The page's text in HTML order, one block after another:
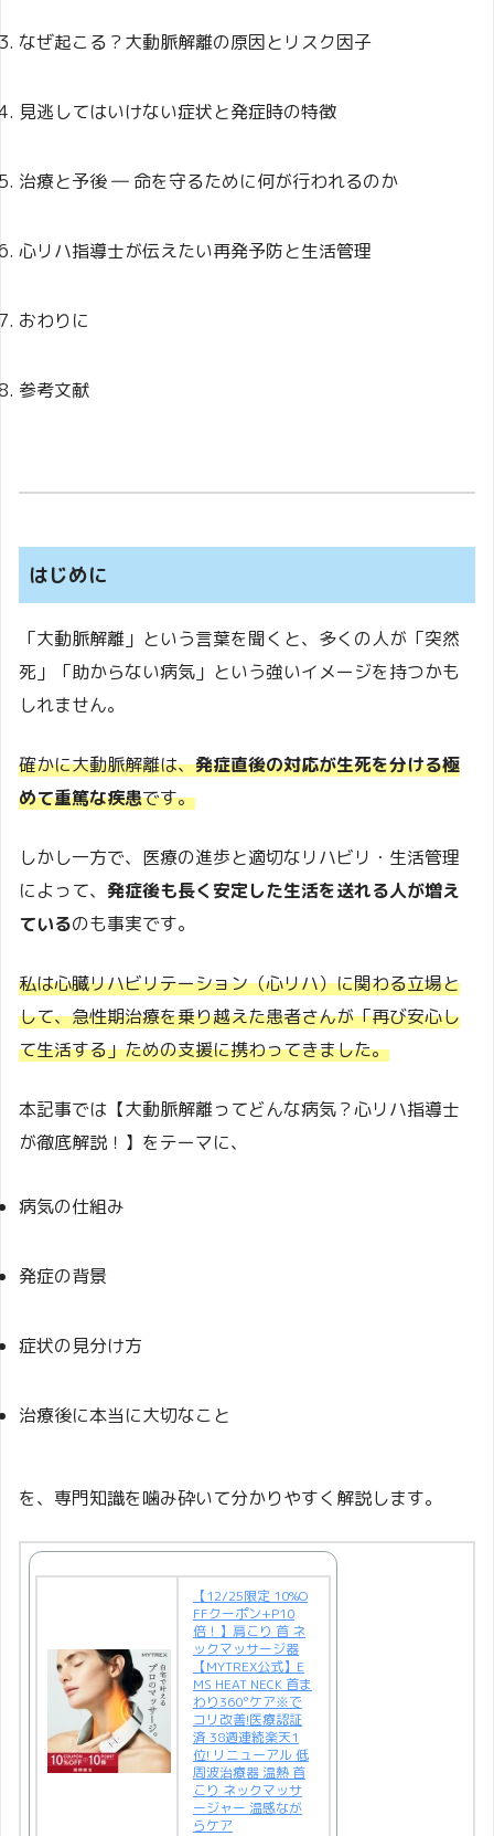
なぜ起こる？大動脈解離の原因とリスク因子
見逃してはいけない症状と発症時の特徴
治療と予後 ― 命を守るために何が行われるのか
心リハ指導士が伝えたい再発予防と生活管理
おわりに
参考文献
はじめに
「大動脈解離」という言葉を聞くと、多くの人が「突然
死」「助からない病気」という強いイメージを持つかも
しれません。
確かに大動脈解離は、発症直後の対応が生死を分ける極
めて重篤な疾患です。
しかし一方で、医療の進歩と適切なリハビリ・生活管理
によって、 発症後も長く安定した生活を送れる人が増え
ているのも事実です。
私は心臓リハビリテーション（心リハ）に関わる立場と
して、急性期治療を乗り越えた患者さんが「再び安心し
て生活する」ための支援に携わってきました。
本記事では【大動脈解離ってどんな病気？心リハ指導士
が徹底解説！】をテーマに、
病気の仕組み
発症の背景
症状の見分け方
治療後に本当に大切なこと
を、専門知識を噛み砕いて分かりやすく解説します。
【12/25限定 10%O
FFクーポン+P10
倍！】肩こり 首 ネ
ックマッサージ器
【MYTREX公式】E
MS HEAT NECK 首ま
わり360°ケア※で
コリ改善!医療認証
済 38週連続楽天1
位! リニューアル 低
周波治療器 温熱 首
こり ネックマッサ
ージャー 温感なが
らケア